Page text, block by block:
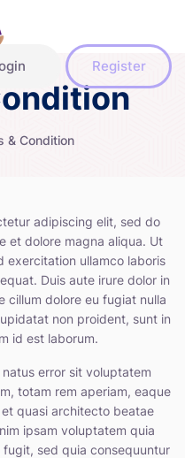
Register
& Condition
adipiscing elit, sed do
et dolore magna aliqua. Ut
exercitation ullamco laboris
Duis aute irure dolor in
cillum dolore eu fugiat nulla
non proident, sunt in
id est laborum.
error sit voluptatem
totam rem aperiam, eaque
quasi architecto beatae
ipsam voluptatem quia
sed quia consequuntur